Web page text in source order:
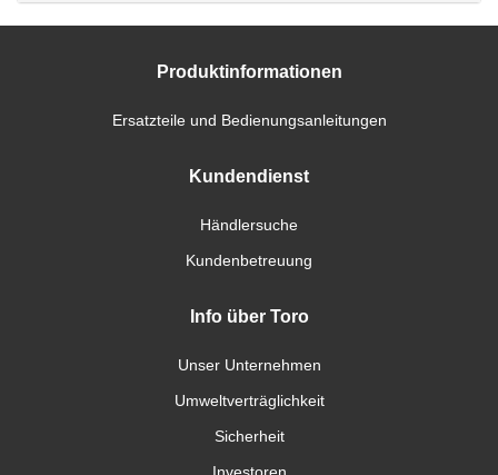
Produktinformationen
Ersatzteile und Bedienungsanleitungen
Kundendienst
Händlersuche
Kundenbetreuung
Info über Toro
Unser Unternehmen
Umweltverträglichkeit
Sicherheit